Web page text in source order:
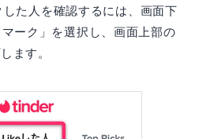
た人を確認するには、画面下
ーク」を選択し、画面上部の
ます。